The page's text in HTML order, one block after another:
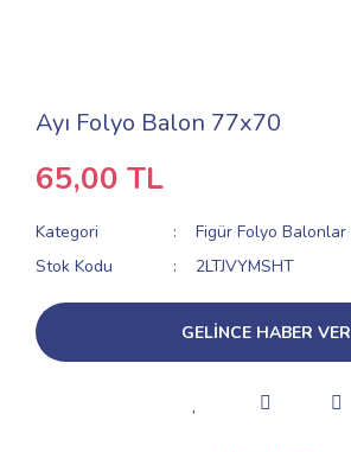
Ayı Folyo Balon 77x70
65,00 TL
Kategori
Figür Folyo Balonlar
Stok Kodu
2LTJVYMSHT
GELİNCE HABER VER